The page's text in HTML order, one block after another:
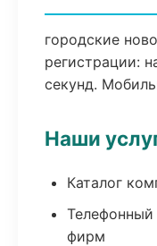
городские
регистрации:
секунд.
Наши
Каталог
Телефонный
фирм